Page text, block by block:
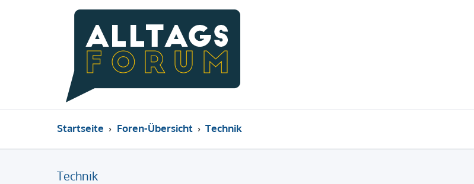
Startseite Foren-Übersicht Technik
Technik